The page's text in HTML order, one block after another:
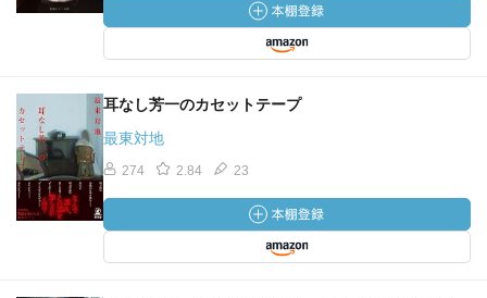
耳なし芳一のカセットテープ
最東対地
274 2.84 23